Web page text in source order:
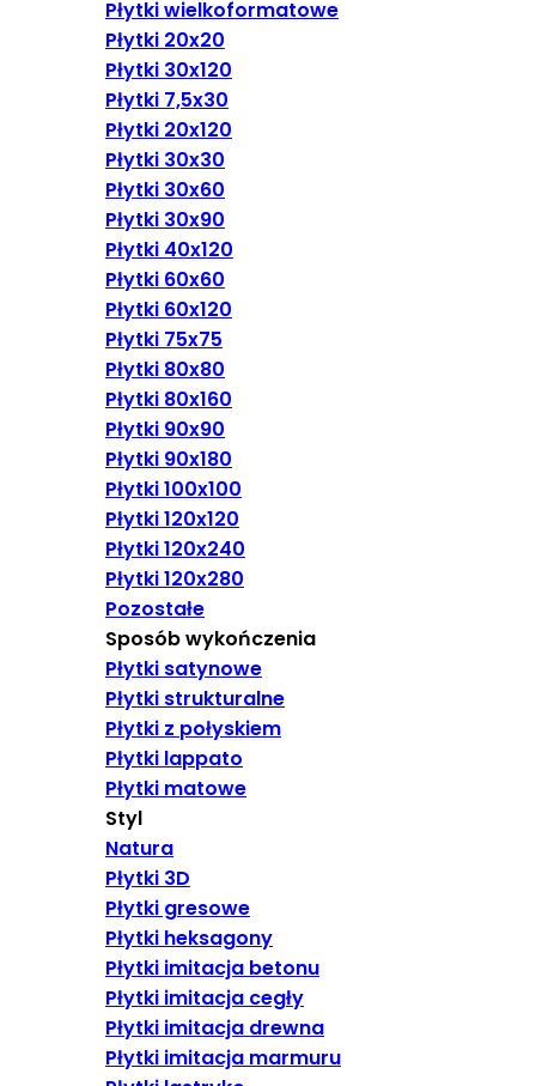
Płytki wielkoformatowe
Płytki 20x20
Płytki 30x120
Płytki 7,5x30
Płytki 20x120
Płytki 30x30
Płytki 30x60
Płytki 30x90
Płytki 40x120
Płytki 60x60
Płytki 60x120
Płytki 75x75
Płytki 80x80
Płytki 80x160
Płytki 90x90
Płytki 90x180
Płytki 100x100
Płytki 120x120
Płytki 120x240
Płytki 120x280
Pozostałe
Sposób wykończenia
Płytki satynowe
Płytki strukturalne
Płytki z połyskiem
Płytki lappato
Płytki matowe
Styl
Natura
Płytki 3D
Płytki gresowe
Płytki heksagony
Płytki imitacja betonu
Płytki imitacja cegły
Płytki imitacja drewna
Płytki imitacja marmuru